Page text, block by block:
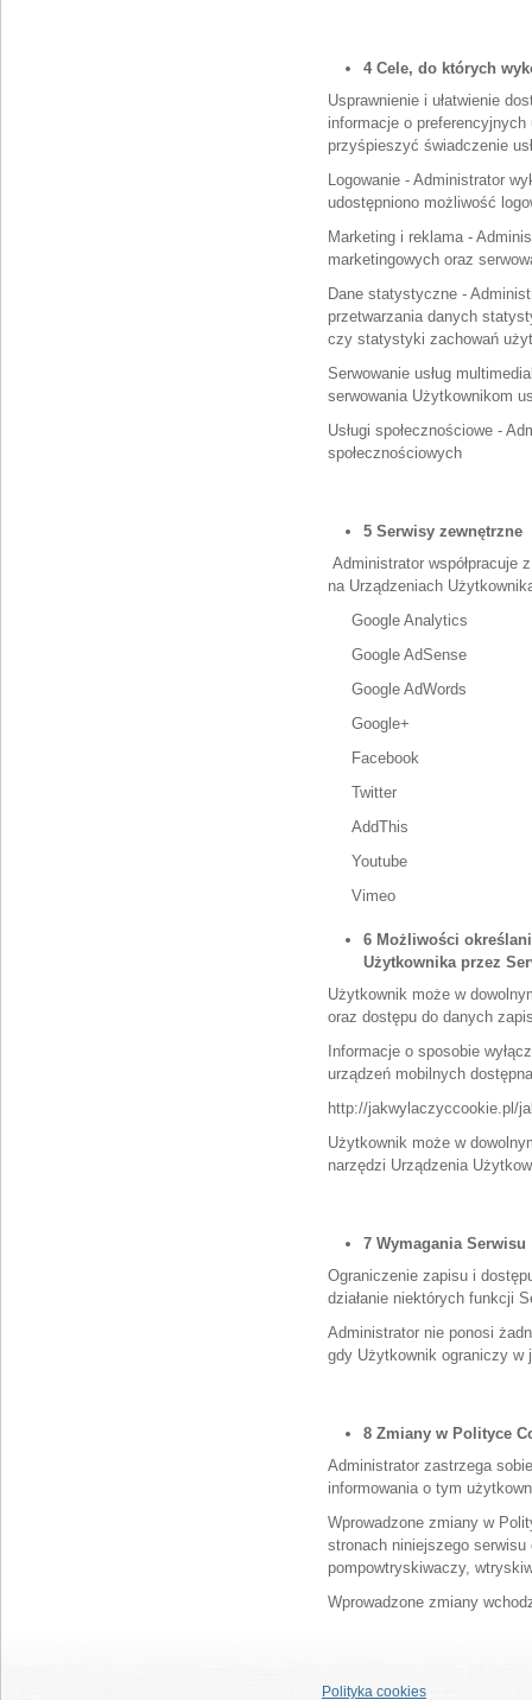
4 Cele, do których
Usprawnienie i ułatwienie
informacje o
przyśpieszyć świadczenie
Logowanie - Administrator
udostępniono możliwość
Marketing i reklama -
marketingowych oraz
Dane statystyczne -
przetwarzania danych
czy statystyki zachowań
Serwowanie usług
serwowania Użytkownikom
Usługi społecznościowe -
społecznościowych
5 Serwisy zewnętrzne
Administrator współpracuje
na Urządzeniach
Google Analytics
Google AdSense
Google AdWords
Google+
Facebook
Twitter
AddThis
Youtube
Vimeo
6 Możliwości
Użytkownika przez
Użytkownik może w
oraz dostępu do danych
Informacje o sposobie
urządzeń mobilnych
http://jakwylaczyccookie.pl/
Użytkownik może w
narzędzi Urządzenia
7 Wymagania Serwisu
Ograniczenie zapisu i
działanie niektórych funkcji
Administrator nie ponosi
gdy Użytkownik ograniczy w
8 Zmiany w Polityce
Administrator zastrzega
informowania o tym
Wprowadzone zmiany w
stronach niniejszego
pompowtryskiwaczy,
Wprowadzone zmiany
Polityka cookies